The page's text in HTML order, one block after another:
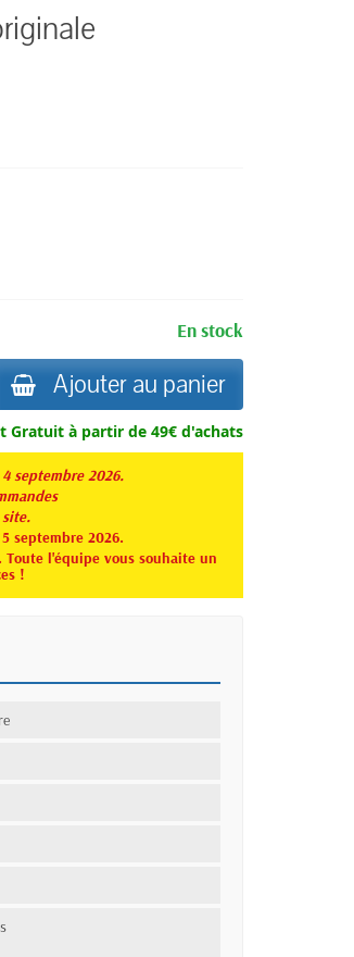
En stock
Ajouter au panier
Gratuit à partir de 49€ d'achats
septembre 2026.
septembre 2026.
Toute l'équipe vous souhaite un
!